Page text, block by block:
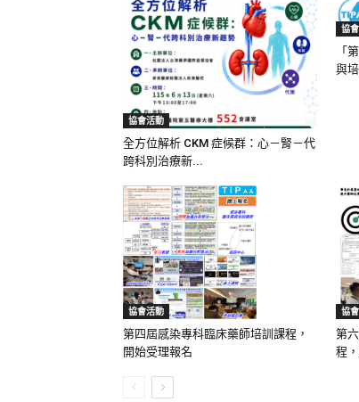
協會活動
全方位解析 CKM 症候群：心－腎－代
跨科別治療新...
協
「
與
協會活動
第四屆感染專科臨床藥師培訓課程，
開始受理報名
協
第
程